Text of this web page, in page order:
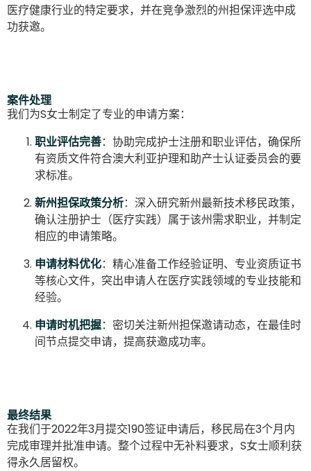
医疗健康行业的特定要求，并在竞争激烈的州担保评选中成
功获邀。
案件处理
我们为S女士制定了专业的申请方案：
职业评估完善：协助完成护士注册和职业评估，确保所
有资质文件符合澳大利亚护理和助产士认证委员会的要
求标准。
新州担保政策分析：深入研究新州最新技术移民政策，
确认注册护士（医疗实践）属于该州需求职业，并制定
相应的申请策略。
申请材料优化：精心准备工作经验证明、专业资质证书
等核心文件，突出申请人在医疗实践领域的专业技能和
经验。
申请时机把握：密切关注新州担保邀请动态，在最佳时
间节点提交申请，提高获邀成功率。
最终结果
在我们于2022年3月提交190签证申请后，移民局在3个月内
完成审理并批准申请。整个过程中无补料要求，S女士顺利获
得永久居留权。